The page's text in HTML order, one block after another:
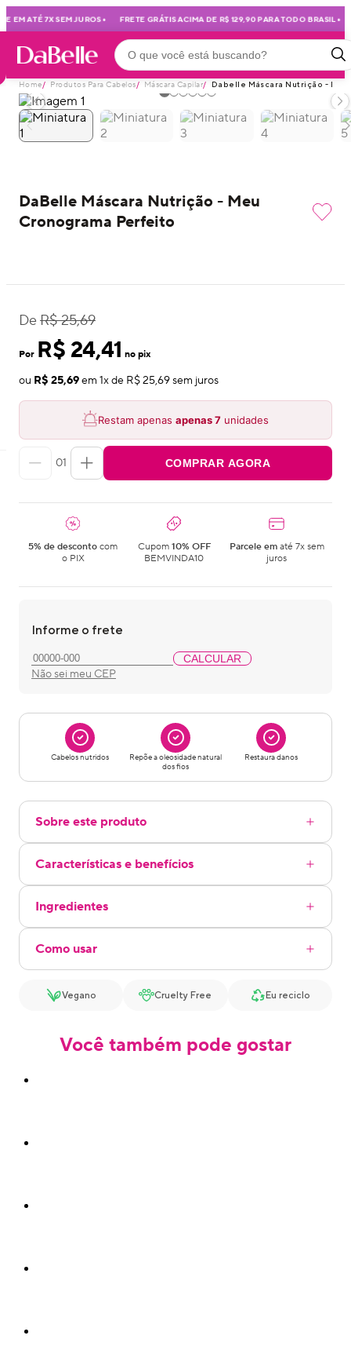
EM ATÉ 7X SEM JUROS• FRETE GRÁTIS ACIMA DE R$ 129,90 PARA TODO BRASIL•
Home/ Produtos Para Cabelos/ Máscara Capilar/ Dabelle Máscara Nutrição -
DaBelle Máscara Nutrição - Meu
Cronograma Perfeito
De R$ 25,69
Por R$ 24,41 no pix
ou R$ 25,69em 1x de R$ 25,69sem juros
Restam apenas apenas7 unidades
01 COMPRAR AGORA
5% de desconto com
o PIX
Cupom 10% OFF
BEMVINDA10
Parcele ematé 7x sem
juros
Informe o frete
CALCULAR
Não sei meu CEP
Cabelos nutridos
Repõe a oleosidade natural
dos fios
Restaura danos
Sobre este produto
Características e benefícios
Ingredientes
Como usar
Vegano Cruelty Free Eu reciclo
Você também pode gostar